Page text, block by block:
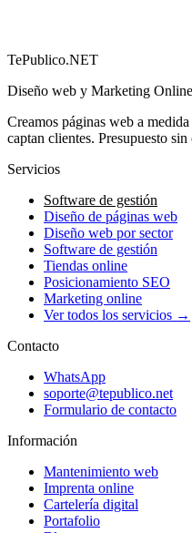
→
TePublico.NET
Diseño web y Marketing Online
Creamos páginas web a
captan clientes. Presupuesto
Servicios
Software de gestión
Diseño de páginas web
Diseño web por sector
Software de gestión
Tiendas online
Posicionamiento SEO
Marketing online
Ver todos los servicios →
Contacto
WhatsApp
soporte@tepublico.net
Formulario de contacto
Información
Mantenimiento web
Imprenta online
Cartelería digital
Portafolio